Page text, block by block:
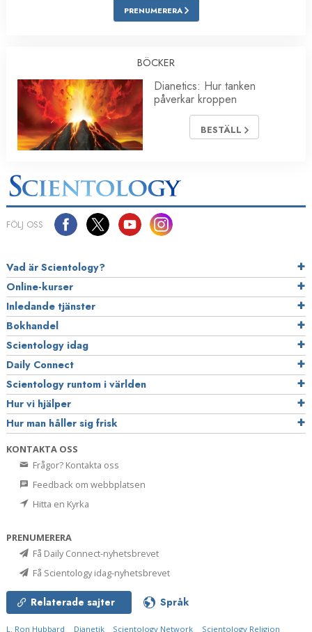
PRENUMERERA
BÖCKER
Dianetics: Hur tanken
påverkar kroppen
BESTÄLL
FÖLJ OSS
Vad är Scientology?
Online-kurser
Inledande tjänster
Bokhandel
Scientology idag
Daily Connect
Scientology runtom i världen
Hur vi hjälper
Hur man håller sig frisk
KONTAKTA OSS
Frågor? Kontakta oss
Feedback om webbplatsen
Hitta en Kyrka
PRENUMERERA
Få Daily Connect-nyhetsbrevet
Få Scientology idag-nyhetsbrevet
Relaterade sajter Språk
L. Ron Hubbard Dianetik Scientology Network Scientology Religion